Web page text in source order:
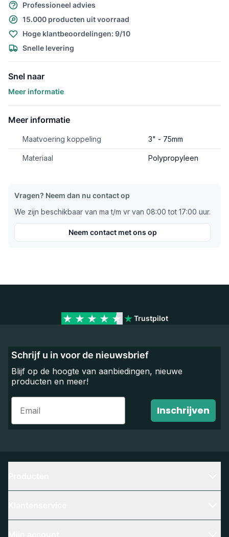
Professioneel advies
15.000 producten uit voorraad
Hoge klantbeoordelingen: 9/10
Snelle levering
Snel naar
Meer informatie
Meer informatie
Maatvoering koppeling 3" - 75mm
Materiaal Polypropyleen
Vragen? Neem dan nu contact op
We zijn beschikbaar van ma t/m vr van 08:00 tot 17:00 uur.
Neem contact met ons op
Trustpilot
Schrijf u in voor de nieuwsbrief
Blijf op de hoogte van aanbiedingen, nieuwe
producten en meer!
Email
Inschrijven